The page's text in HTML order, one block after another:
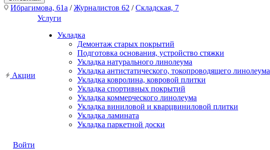
Ибрагимова, 61а /Журналистов 62 /Складская, 7
Акции
Услуги
Укладка
Демонтаж старых покрытий
Подготовка основания, устройство стяжки
Укладка натурального линолеума
Укладка антистатического, токопроводящего линолеума
Укладка ковролина, ковровой плитки
Укладка спортивных покрытий
Укладка коммерческого линолеума
Укладка виниловой и кварцвиниловой плитки
Укладка ламината
Укладка паркетной доски
Войти